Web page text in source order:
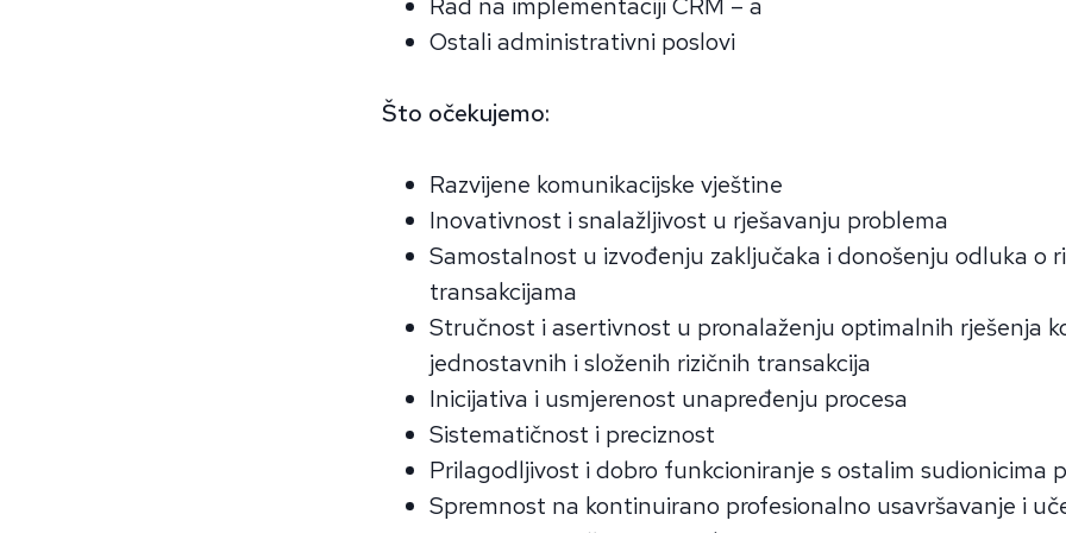
Ostali administrativni poslovi
Što očekujemo:
Razvijene komunikacijske vještine
Inovativnost i snalažljivost u rješavanju problema
Samostalnost u izvođenju zaključaka i donošenju odluka o
transakcijama
Stručnost i asertivnost u pronalaženju optimalnih rješenja
jednostavnih i složenih rizičnih transakcija
Inicijativa i usmjerenost unapređenju procesa
Sistematičnost i preciznost
Prilagodljivost i dobro funkcioniranje s ostalim sudionicima
Spremnost na kontinuirano profesionalno usavršavanje i